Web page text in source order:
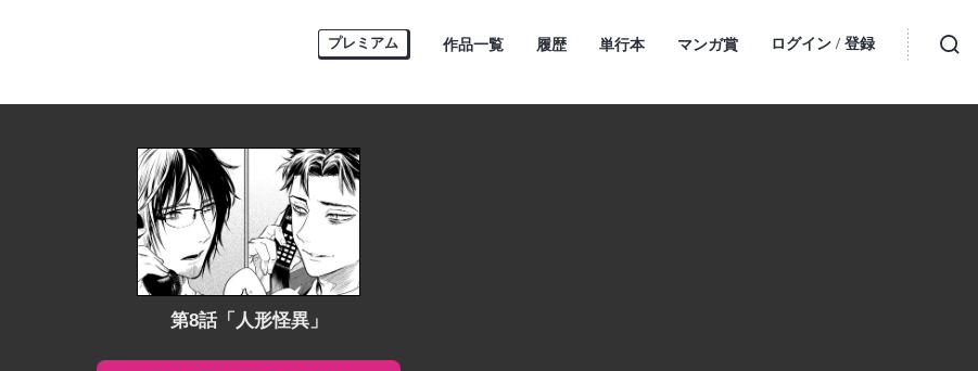
プレミアム 作品一覧 履歴 単行本 マンガ賞 ログイン ・
登録 検索
第8話「人形怪異」